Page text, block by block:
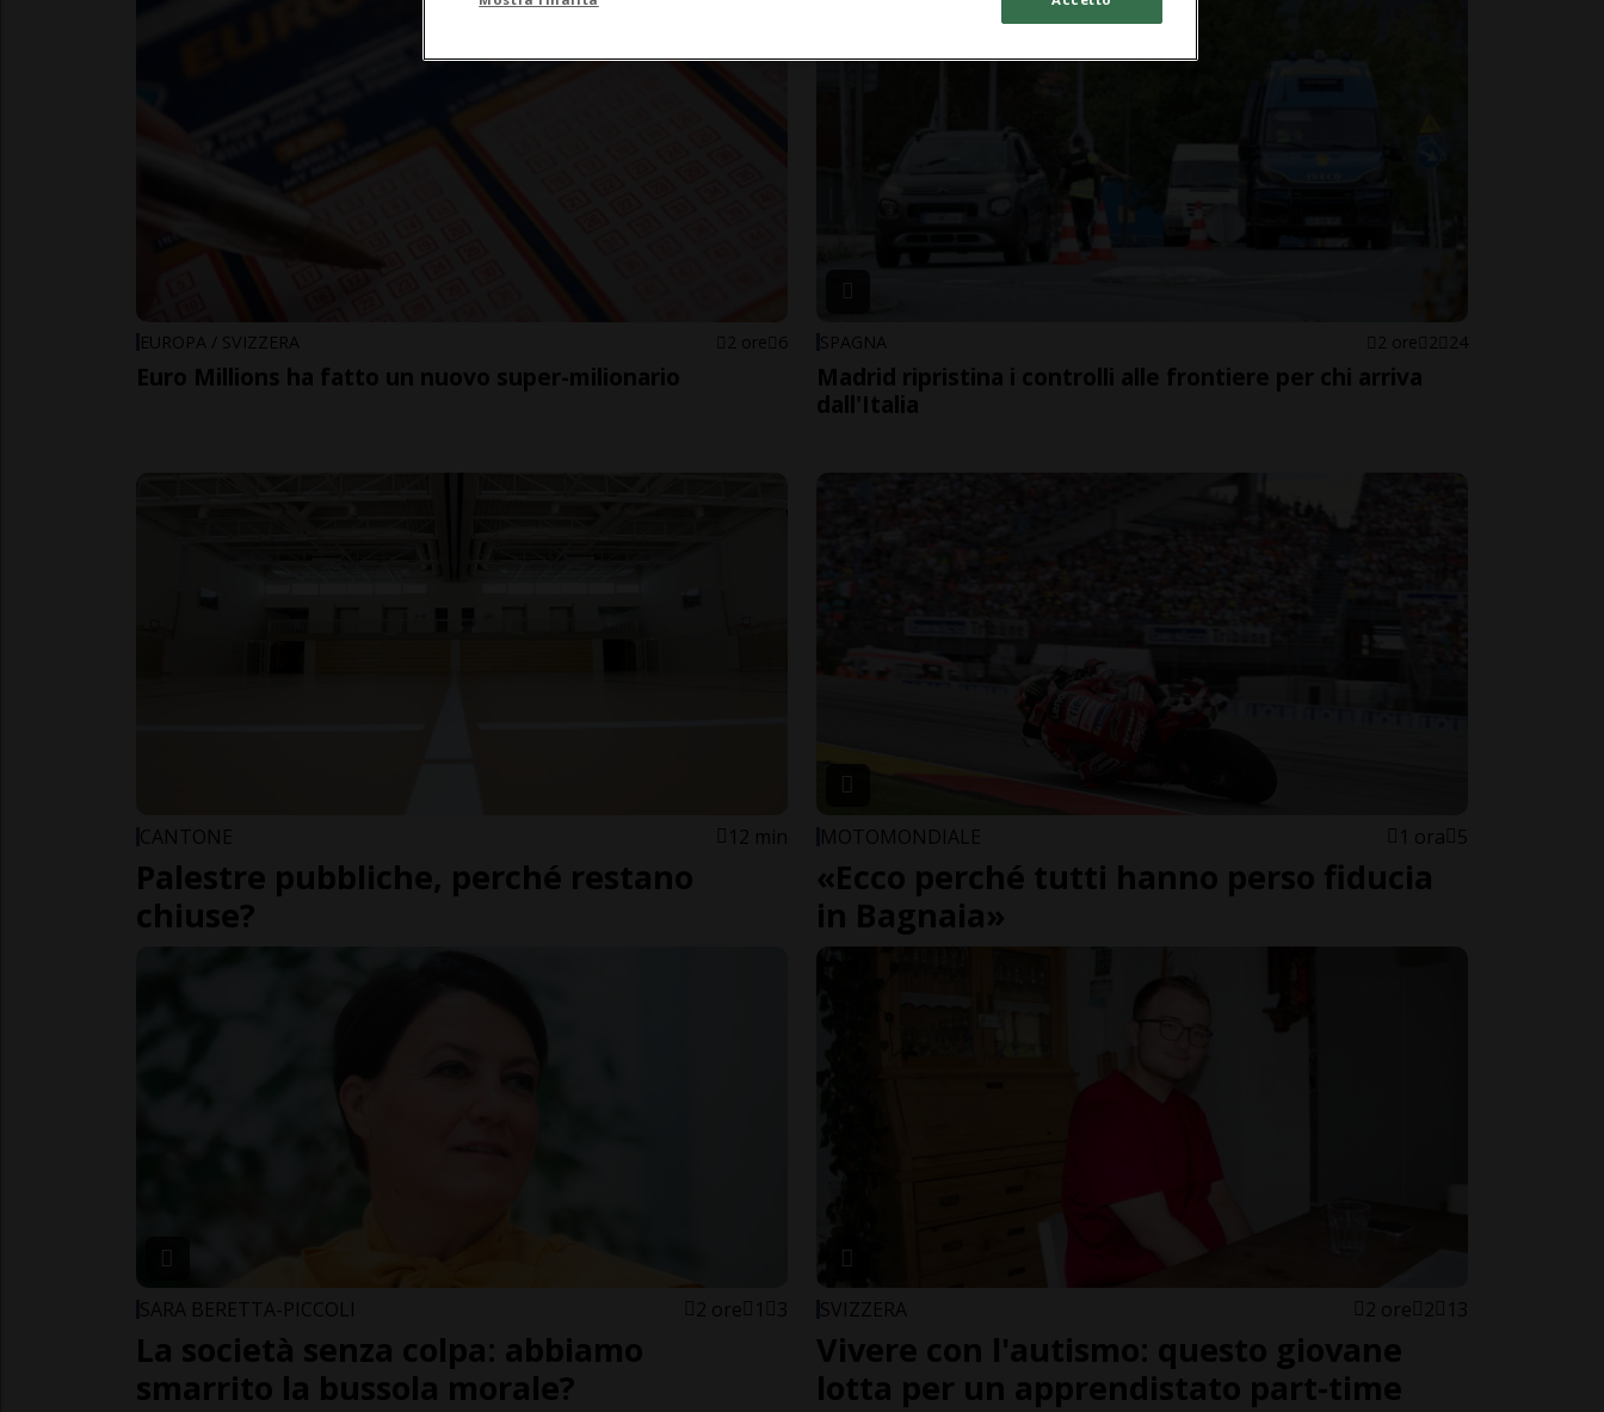
EUROPA / SVIZZERA 2 ore 6
Euro Millions ha fatto un nuovo super-milionario
SPAGNA 2 ore 2 24
Madrid ripristina i controlli alle frontiere per chi arriva
dall'Italia
CANTONE 12 min
Palestre pubbliche, perché restano
chiuse?
MOTOMONDIALE 1 ora 5
«Ecco perché tutti hanno perso fiducia
in Bagnaia»
SARA BERETTA-PICCOLI 2 ore 1 3
La società senza colpa: abbiamo
smarrito la bussola morale?
SVIZZERA 2 ore 2 13
Vivere con l'autismo: questo giovane
lotta per un apprendistato part-time